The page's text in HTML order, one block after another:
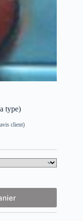
type)
avis client)